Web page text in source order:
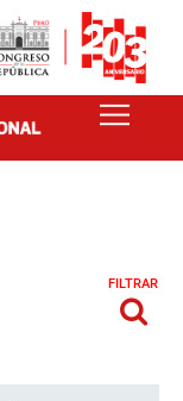
FILTRAR